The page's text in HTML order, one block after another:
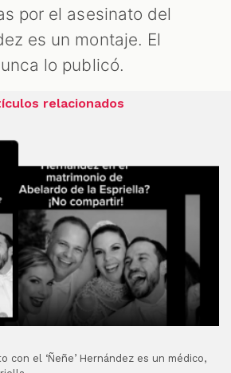
por el asesinato del
es un montaje. El
lo publicó.
relacionados
con el ‘Ñeñe’ Hernández es un médico,